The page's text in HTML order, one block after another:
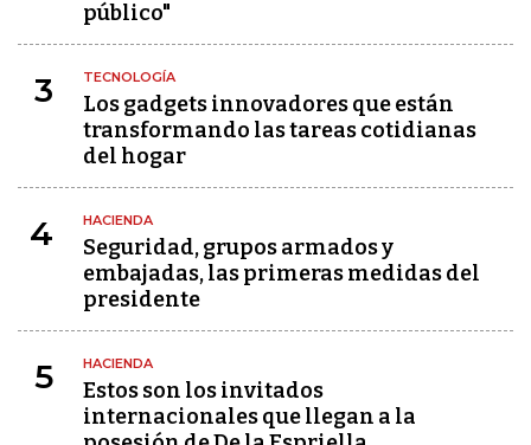
público"
3 TECNOLOGÍA
Los gadgets innovadores que están
transformando las tareas cotidianas
del hogar
4 HACIENDA
Seguridad, grupos armados y
embajadas, las primeras medidas del
presidente
5 HACIENDA
Estos son los invitados
internacionales que llegan a la